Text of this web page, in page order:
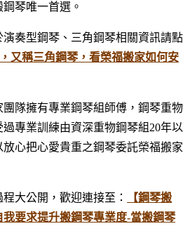
琴唯一首選。
演奏型鋼琴、三角鋼琴相關資訊請點
又稱三角鋼琴，看榮福搬家如何安
隊擁有專業鋼琴組師傅，鋼琴重物
專業訓練由資深重物鋼琴組20年以
放心把心愛貴重之鋼琴委託榮福搬家
大公開，歡迎連接至：
【鋼琴搬
要求提升搬鋼琴專業度-當搬鋼琴